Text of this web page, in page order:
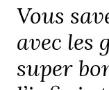
Vous
avec les
super